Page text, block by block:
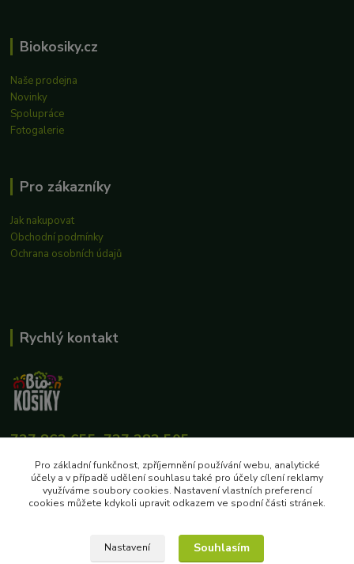
Biokosiky.cz
Naše prodejna
Novinky
Spolupráce
Fotogalerie
Pro zákazníky
Jak nakupovat
Obchodní podmínky
Ochrana osobních údajů
Rychlý kontakt
727 862 655, 737 283 505
eshop@biokosiky.cz
Pro základní funkčnost, zpříjemnění používání webu, analytické
účely a v případě udělení souhlasu také pro účely cílení reklamy
využíváme soubory cookies. Nastavení vlastních preferencí
cookies můžete kdykoli upravit odkazem ve spodní části stránek.
Nastavení Souhlasím